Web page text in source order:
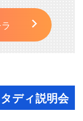
ディ説明会